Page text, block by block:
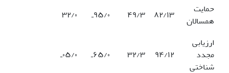
حمایت
همسالان
۸۲/۱۳ ۴۹/۳ ۹۵/۰ـ
۳۲/۰
ارزیابی
مجدد
شناختی
۹۴/۱۲ ۳۲/۳ ۶۵/۰ـ ۰۵/۰ـ